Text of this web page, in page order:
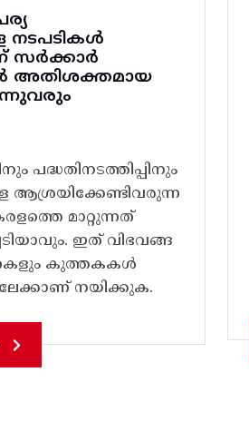
നടപടികൾ
സർക്കാർ
അതിശക്തമായ
പദ്ധതിനടത്തിപ്പിനും
ആശ്രയിക്കേണ്ടിവരുന്ന
മാറ്റുന്നത്
ഇത്‌ വിഭവങ്ങ
കുത്തകകൾ
നയിക്കുക.